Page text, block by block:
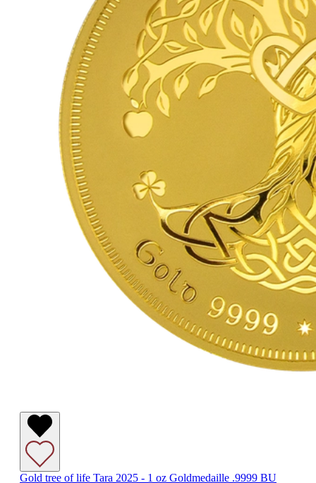
Gold tree of life Tara 2025 - 1 oz Goldmedaille .9999 BU